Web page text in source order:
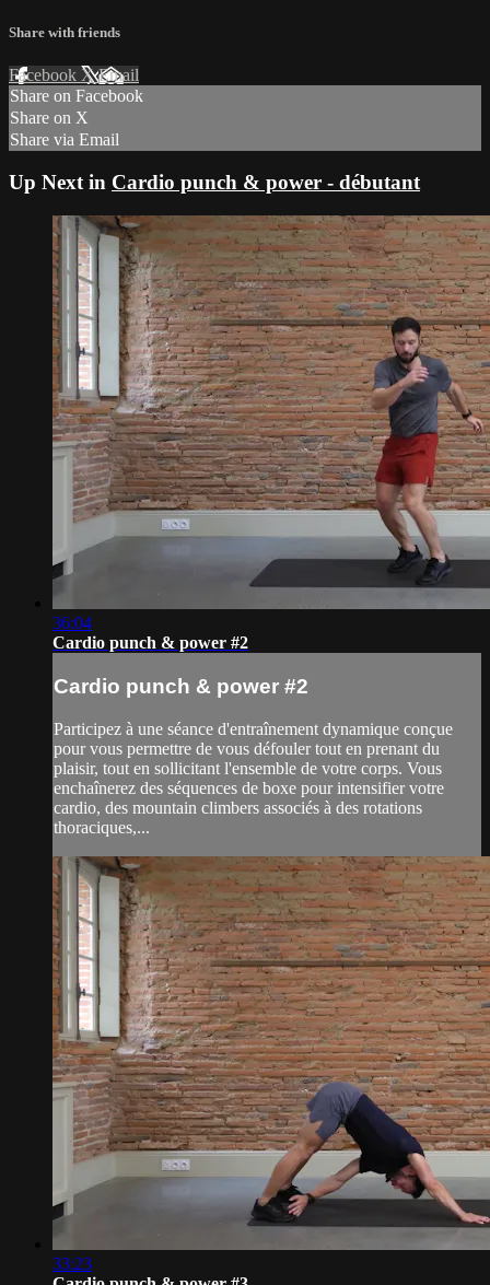
Share with friends
Facebook XEmail
Share on Facebook
Share on X
Share via Email
Up Next in Cardio punch & power - débutant
36:04
Cardio punch & power #2
Cardio punch & power #2
Participez à une séance d'entraînement dynamique conçue
pour vous permettre de vous défouler tout en prenant du
plaisir, tout en sollicitant l'ensemble de votre corps. Vous
enchaînerez des séquences de boxe pour intensifier votre
cardio, des mountain climbers associés à des rotations
thoraciques,...
33:23